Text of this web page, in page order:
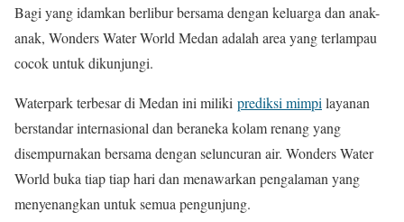
Bagi yang idamkan berlibur bersama dengan keluarga dan anak-
anak, Wonders Water World Medan adalah area yang terlampau
cocok untuk dikunjungi.
Waterpark terbesar di Medan ini miliki prediksi mimpilayanan
berstandar internasional dan beraneka kolam renang yang
disempurnakan bersama dengan seluncuran air. Wonders Water
World buka tiap tiap hari dan menawarkan pengalaman yang
menyenangkan untuk semua pengunjung.